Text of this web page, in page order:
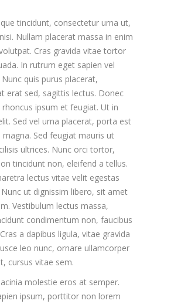
tincidunt, consectetur urna ut,
Nullam placerat massa in enim
Cras gravida vitae tortor
In rutrum eget sapien vel
quis purus placerat,
erat sed, sagittis lectus. Donec
ipsum et feugiat. Ut in
Sed vel urna placerat, porta est
magna. Sed feugiat mauris ut
ultrices. Nunc orci tortor,
tincidunt non, eleifend a tellus.
lectus vitae velit egestas
ut dignissim libero, sit amet
Vestibulum lectus massa,
condimentum non, faucibus
a dapibus ligula, vitae gravida
leo nunc, ornare ullamcorper
cursus vitae sem.
molestie eros at semper.
ipsum, porttitor non lorem